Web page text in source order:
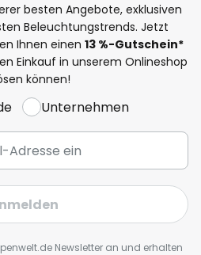
besten Angebote, exklusiven
Beleuchtungstrends. Jetzt
Ihnen einen 13 %-Gutschein*
Einkauf in unserem Onlineshop
können!
Unternehmen
Newsletter an und erhalten